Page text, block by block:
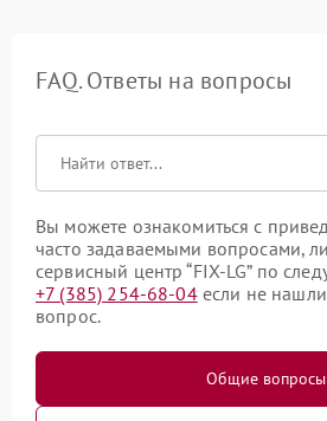
FAQ. Ответы на вопросы
Вы можете ознакомиться с
часто задаваемыми вопросами,
сервисный центр “FIX-LG” по
+7 (385) 254-68-04если не нашли
вопрос.
Общие вопросы